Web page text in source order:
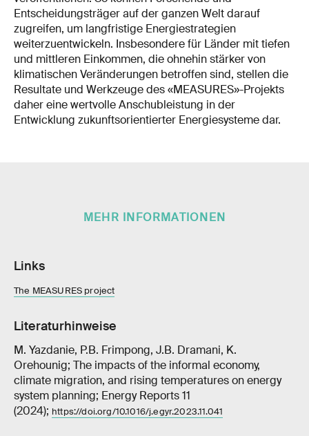
Entscheidungsträger auf der ganzen Welt darauf
zugreifen, um langfristige Energiestrategien
weiterzuentwickeln. Insbesondere für Länder mit tiefen
und mittleren Einkommen, die ohnehin stärker von
klimatischen Veränderungen betroffen sind, stellen die
Resultate und Werkzeuge des «MEASURES»-Projekts
daher eine wertvolle Anschubleistung in der
Entwicklung zukunftsorientierter Energiesysteme dar.
MEHR INFORMATIONEN
Links
The MEASURES project
Literaturhinweise
M. Yazdanie, P.B. Frimpong, J.B. Dramani, K.
Orehounig; The impacts of the informal economy,
climate migration, and rising temperatures on energy
system planning; Energy Reports 11
(2024); https://doi.org/10.1016/j.egyr.2023.11.041